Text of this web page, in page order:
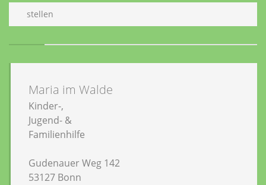
stellen
Maria im Walde
Kinder-,
Jugend- &
Familienhilfe
Gudenauer Weg 142
53127 Bonn